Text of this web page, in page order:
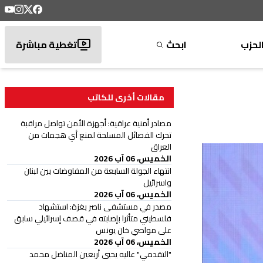
الحزب ابحث تغطية مباشرة
مقالات أخرى للكاتب
‏مصادر أمنية عراقية: أجهزة الأمن تواصل مراقبة
تحرك الفصائل المسلحة لمنع أي هجمات من
العراق ⁧‫
الخميس، 06 آب 2026
انتهاء الجولة السابعة من المفاوضات بين لبنان
واسرائيل
الخميس، 06 آب 2026
مصدر في مستشفى ناصر بغزة: استشهاد
فلسطيني متأثرا بإصابته في قصف إسرائيلي سابق
على مواصي خان يونس
الخميس، 06 آب 2026
"التقدمي" عاليه يحيي أربعين المناضل محمد